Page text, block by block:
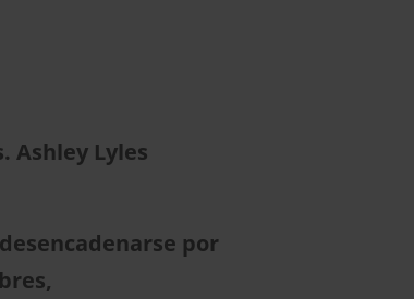
Ashley Lyles
por